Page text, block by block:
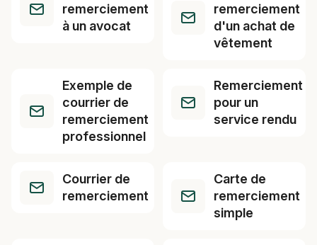
remerciement
à un avocat
remerciement
d'un achat de
vêtement
Exemple de
courrier de
remerciement
professionnel
Remerciement
pour un
service rendu
Courrier de
remerciement
Carte de
remerciement
simple